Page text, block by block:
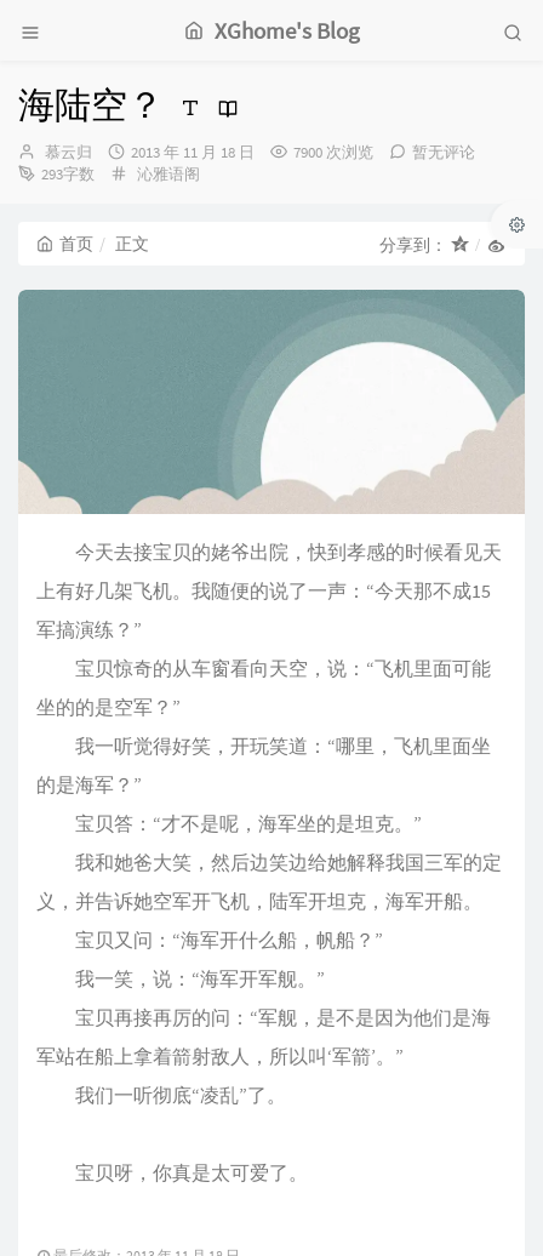
XGhome's Blog
海陆空？
博
主：
慕云归
发
布
2013 年 11 月 18 日 7900 次浏览
暂无评论
293字数
分
沁雅语阁
首页 正文 分享到：
今天去接宝贝的姥爷出院，快到孝感的时候看见天
上有好几架飞机。我随便的说了一声：“今天那不成15
军搞演练？”
宝贝惊奇的从车窗看向天空，说：“飞机里面可能
坐的的是空军？”
我一听觉得好笑，开玩笑道：“哪里，飞机里面坐
的是海军？”
宝贝答：“才不是呢，海军坐的是坦克。”
我和她爸大笑，然后边笑边给她解释我国三军的定
义，并告诉她空军开飞机，陆军开坦克，海军开船。
宝贝又问：“海军开什么船，帆船？”
我一笑，说：“海军开军舰。”
宝贝再接再厉的问：“军舰，是不是因为他们是海
军站在船上拿着箭射敌人，所以叫‘军箭’。”
我们一听彻底“凌乱”了。
宝贝呀，你真是太可爱了。